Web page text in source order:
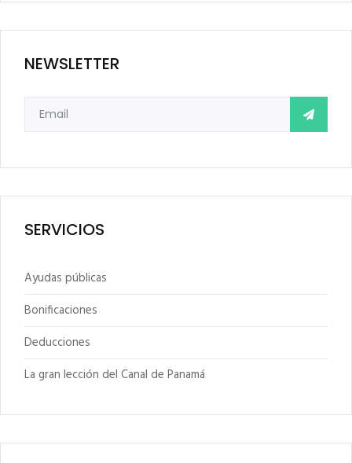
NEWSLETTER
SERVICIOS
Ayudas públicas
Bonificaciones
Deducciones
La gran lección del Canal de Panamá